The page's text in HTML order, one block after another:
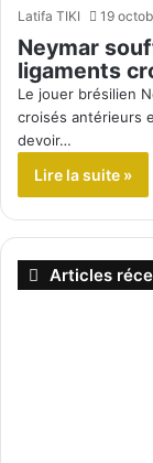
Latifa TIKI 19
Neymar
ligaments
Le jouer brésilien
croisés antérieurs
devoir…
Lire la suite »
Articles